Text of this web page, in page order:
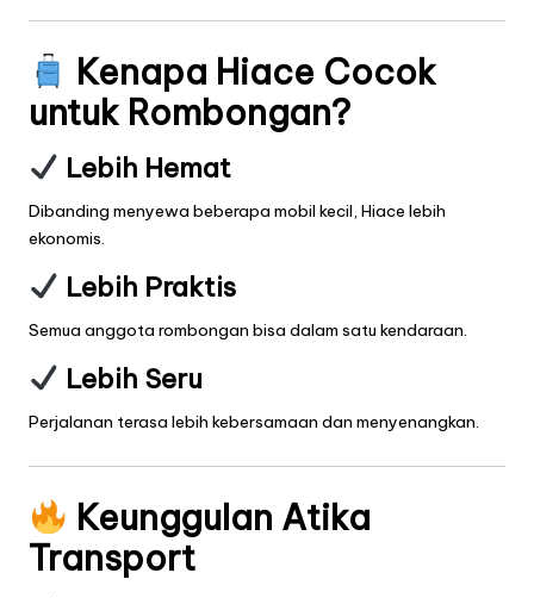
Kenapa Hiace Cocok
untuk Rombongan?
Lebih Hemat
Dibanding menyewa beberapa mobil kecil, Hiace lebih
ekonomis.
Lebih Praktis
Semua anggota rombongan bisa dalam satu kendaraan.
Lebih Seru
Perjalanan terasa lebih kebersamaan dan menyenangkan.
Keunggulan Atika
Transport